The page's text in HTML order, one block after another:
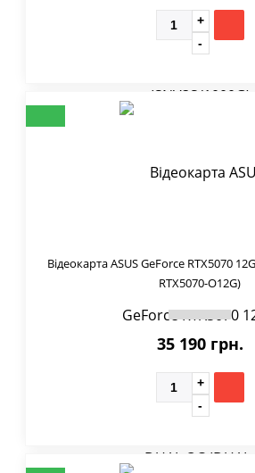
Відеокарта ASUS GeForce RTX5070
RTX5070-O12G)
35 190 грн.